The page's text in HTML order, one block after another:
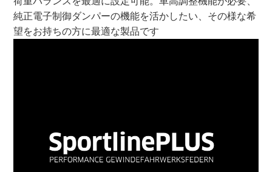
純正電子制御ダンパーの機能を活かしたい、その様な希
望をお持ちの方に最適な製品です